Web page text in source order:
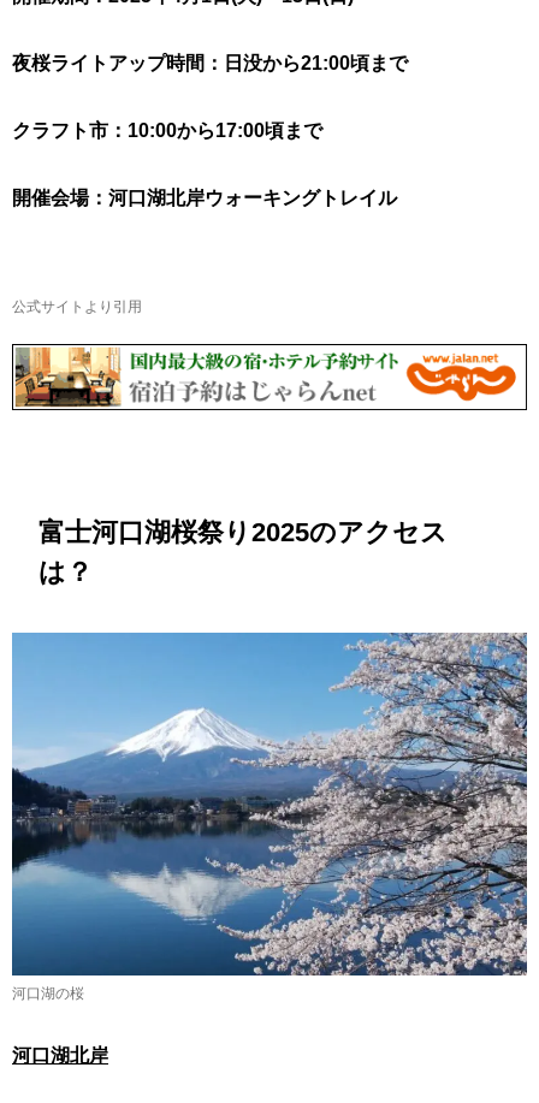
夜桜ライトアップ時間：日没から21:00頃まで
クラフト市：10:00から17:00頃まで
開催会場：河口湖北岸ウォーキングトレイル
公式サイトより引用
富士河口湖桜祭り2025のアクセス
は？
河口湖の桜
河口湖北岸